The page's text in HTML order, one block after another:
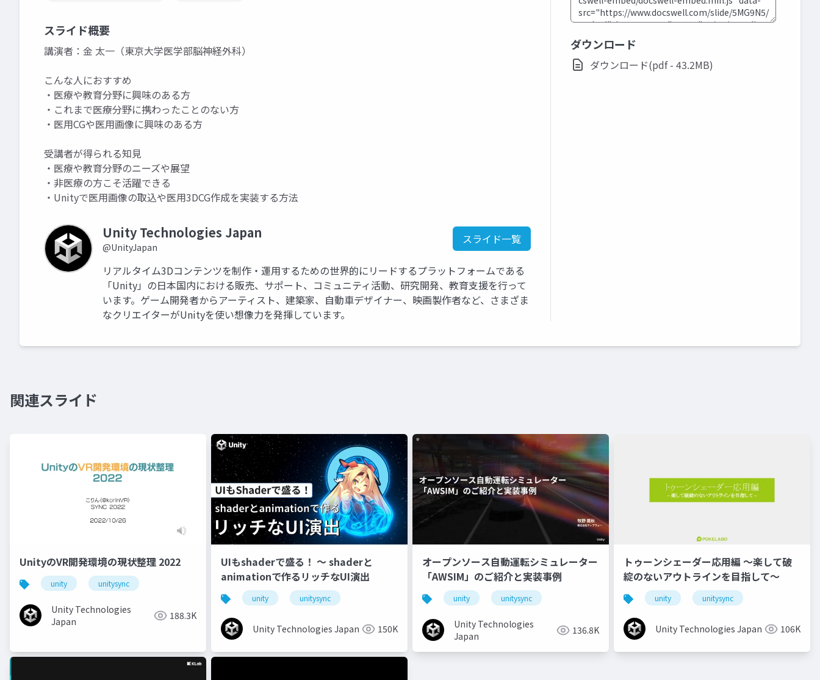
スライド概要
講演者：金 太一（東京大学医学部脳神経外科）
こんな人におすすめ
・医療や教育分野に興味のある方
・これまで医療分野に携わったことのない方
・医用CGや医用画像に興味のある方
受講者が得られる知見
・医療や教育分野のニーズや展望
・非医療の方こそ活躍できる
・Unityで医用画像の取込や医用3DCG作成を実装する方法
Unity Technologies Japan
@UnityJapan
スライド一覧
リアルタイム3Dコンテンツを制作・運用するための世界的にリードするプラットフォームである
「Unity」の日本国内における販売、サポート、コミュニティ活動、研究開発、教育支援を行って
います。ゲーム開発者からアーティスト、建築家、自動車デザイナー、映画製作者など、さまざま
なクリエイターがUnityを使い想像力を発揮しています。
ダウンロード
ダウンロード(pdf - 43.2MB)
関連スライド
UnityのVR開発環境の現状整理 2022
unity unitysync
Unity Technologies
Japan
188.3K
UIもshaderで盛る！ 〜 shaderと
animationで作るリッチなUI演出
unity unitysync
Unity Technologies Japan 150K
オープンソース自動運転シミュレーター
「AWSIM」のご紹介と実装事例
unity unitysync
Unity Technologies
Japan
136.8K
トゥーンシェーダー応用編 ～楽して破
綻のないアウトラインを目指して～
unity unitysync
Unity Technologies Japan 106K